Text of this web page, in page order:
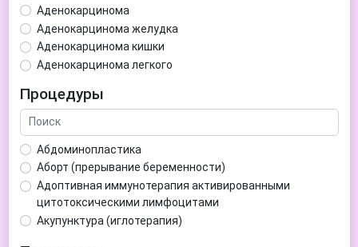
Аденокарцинома
Аденокарцинома желудка
Аденокарцинома кишки
Аденокарцинома легкого
Аденома гипофиза
Аденома простаты
Аденома щитовидной железы
Аденомиоз
Адентия
Азооспермия
Акне (угри)
Алкоголизм
Процедуры
Абдоминопластика
Аборт (прерывание беременности)
Адоптивная иммунотерапия активированными
цитотоксическими лимфоцитами
Акупунктура (иглотерапия)